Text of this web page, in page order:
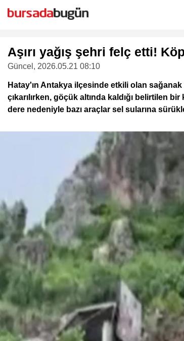
Aşırı yağış şehri felç etti!
Güncel , 2026.05.21 08:10
Hatay'ın Antakya ilçesinde etkili olan
çıkarılırken, göçük altında kaldığı belirtilen
dere nedeniyle bazı araçlar sel sularına